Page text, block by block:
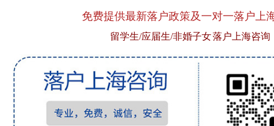
免费提供最新落户政策及一对一落户上
留学生/应届生/非婚子女 落户上海咨询